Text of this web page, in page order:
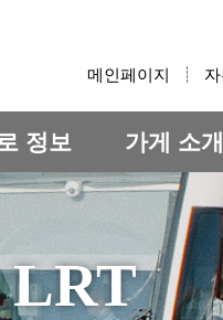
메인페이지
정보 가게 소개
LRT